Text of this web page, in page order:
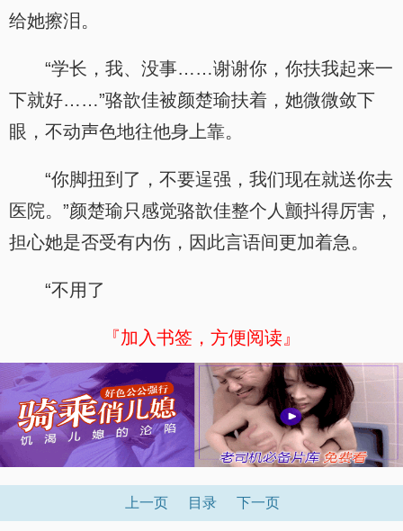
给她擦泪。
“学长，我、没事……谢谢你，你扶我起来一
下就好……”骆歆佳被颜楚瑜扶着，她微微敛下
眼，不动声色地往他身上靠。
“你脚扭到了，不要逞强，我们现在就送你去
医院。”颜楚瑜只感觉骆歆佳整个人颤抖得厉害，
担心她是否受有内伤，因此言语间更加着急。
“不用了
『加入书签，方便阅读』
上一页 目录 下一页